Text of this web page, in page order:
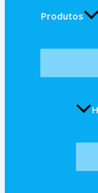
Produtos